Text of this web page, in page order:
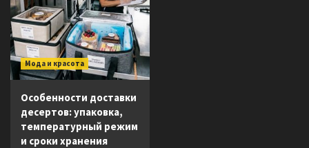
Мода и красота
Особенности доставки
десертов: упаковка,
температурный режим
и сроки хранения